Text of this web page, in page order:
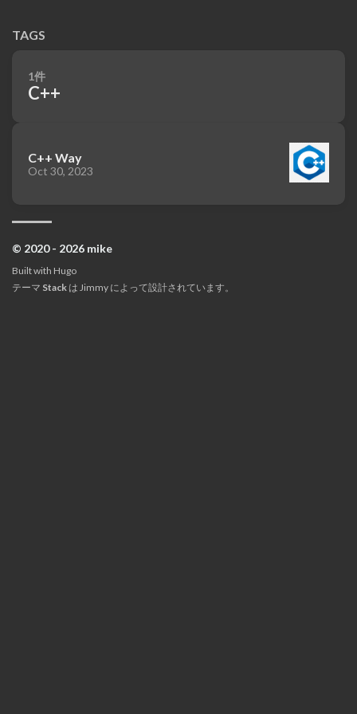
TAGS
1件
C++
C++ Way
Oct 30, 2023
© 2020 - 2026 mike
Built with Hugo
テーマ Stack は Jimmy によって設計されています。